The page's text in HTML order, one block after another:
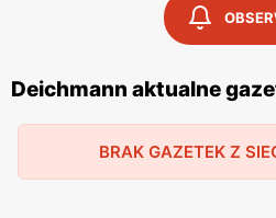
najnowsze kolekcje,
te są dostępne zarówno
stacjonarnych, jak i online, co
dostarczając świeżych
Deichmann aktualne
BRAK GAZETEK Z